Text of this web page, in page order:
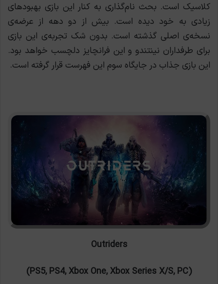
کلاسیک است. بحث نام‌گذاری به کنار این بازی بهبودهای
زیادی به خود دیده است. بیش از دو دهه از عرضه‌ی
نسخه‌ی اصلی گذشته است. بدون شک تجربه‌ی این بازی
برای طرفداران نینتندو و این فرانچایز دلچسب خواهد بود.
این بازی جذاب در جایگاه سوم این فهرست قرار گرفته است.
Outriders
(PS5, PS4, Xbox One, Xbox Series X/S, PC)